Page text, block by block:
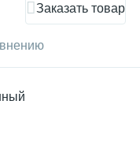
Заказать товар